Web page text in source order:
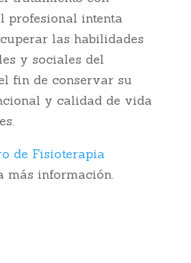
profesional intenta
las habilidades
y sociales del
fin de conservar su
y calidad de vida
de Fisioterapia
más información.